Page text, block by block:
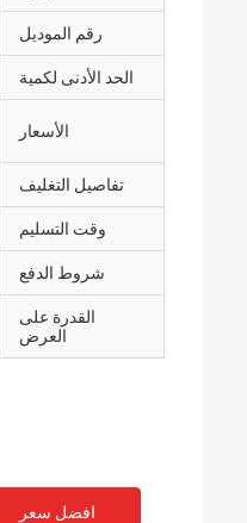
رقم الموديل
الحد الأدنى لكمية
الأسعار
تفاصيل التغليف
وقت التسليم
شروط الدفع
القدرة على
العرض
افضل سعر